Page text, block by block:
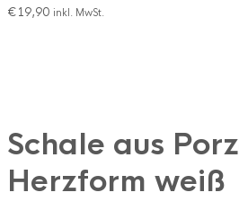
€19,90 inkl. MwSt.
Schale aus
Herzform weiß